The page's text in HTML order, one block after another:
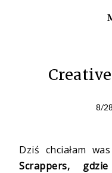
8/
Dziś chciałam
Scrappers,